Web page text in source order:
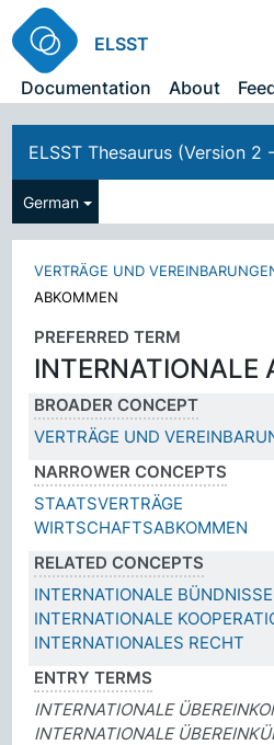
ELSST
Documentation
About
ELSST Thesaurus (Version 2
German
VERTRÄGE UND
ABKOMMEN
PREFERRED TERM
INTERNATIONALE
BROADER CONCEPT
VERTRÄGE UND
NARROWER CONCEPTS
STAATSVERTRÄGE
WIRTSCHAFTSABKOMMEN
RELATED CONCEPTS
INTERNATIONALE BÜNDNISSE
INTERNATIONALE
INTERNATIONALES RECHT
ENTRY TERMS
INTERNATIONALE
INTERNATIONALE